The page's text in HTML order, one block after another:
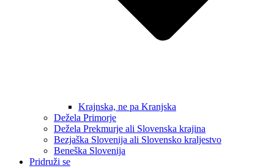
Krajnska, ne pa Kranjska
Dežela Primorje
Dežela Prekmurje ali Slovenska krajina
Bezjaška Slovenija ali Slovensko kraljestvo
Beneška Slovenija
Pridruži se